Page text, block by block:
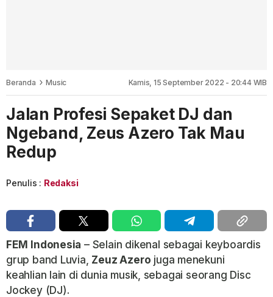
Beranda Music Kamis, 15 September 2022 - 20:44 WIB
Jalan Profesi Sepaket DJ dan
Ngeband, Zeus Azero Tak Mau
Redup
Penulis : Redaksi
FEM Indonesia – Selain dikenal sebagai keyboardis
grup band Luvia, Zeuz Azero juga menekuni
keahlian Iain di dunia musik, sebagai seorang Disc
Jockey (DJ).